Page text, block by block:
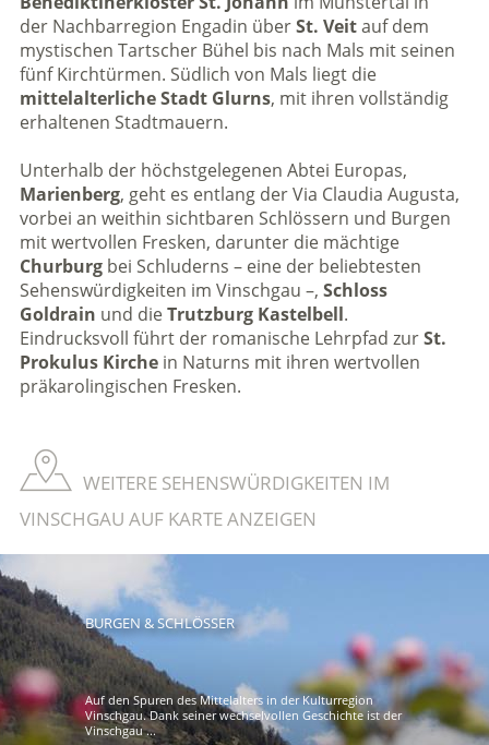
der Nachbarregion Engadin überSt. Veitauf dem
mystischen Tartscher Bühel bis nach Mals mit seinen
fünf Kirchtürmen. Südlich von Mals liegt die
mittelalterliche Stadt Glurns, mit ihren vollständig
erhaltenen Stadtmauern.
Unterhalb der höchstgelegenen Abtei Europas,
Marienberg, geht es entlang der Via Claudia Augusta,
vorbei an weithin sichtbaren Schlössern und Burgen
mit wertvollen Fresken, darunter die mächtige
Churburgbei Schluderns – eine der beliebtesten
Sehenswürdigkeiten im Vinschgau –, Schloss
Goldrain und dieTrutzburg Kastelbell.
Eindrucksvoll führt der romanische Lehrpfad zurSt.
Prokulus Kirchein Naturns mit ihren wertvollen
präkarolingischen Fresken.
WEITERE SEHENSWÜRDIGKEITEN IM
VINSCHGAU AUF KARTE ANZEIGEN
BURGEN & SCHLÖSSER
Auf den Spuren des Mittelalters in der Kulturregion
Vinschgau. Dank seiner wechselvollen Geschichte ist der
Vinschgau ...